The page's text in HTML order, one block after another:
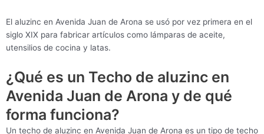
El aluzinc en Avenida Juan de Arona se usó por vez primera en el
siglo XIX para fabricar artículos como lámparas de aceite,
utensilios de cocina y latas.
¿Qué es un Techo de aluzinc en
Avenida Juan de Arona y de qué
forma funciona?
Un techo de aluzinc en Avenida Juan de Arona es un tipo de techo